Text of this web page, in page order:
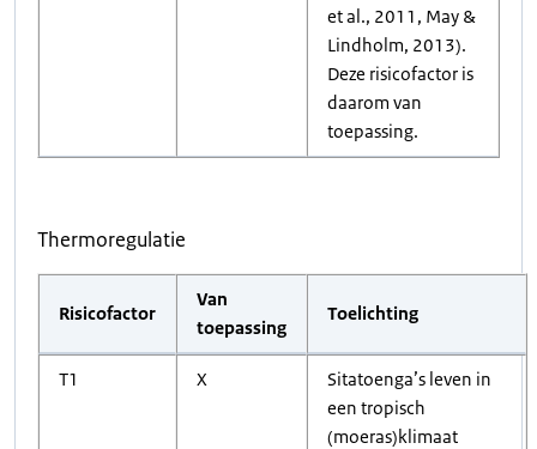
et al., 2011, May &
Lindholm, 2013).
Deze risicofactor is
daarom van
toepassing.
Thermoregulatie
Risicofactor
Van
toepassing
Toelichting
T1 X
Sitatoenga’s leven in
een tropisch
(moeras)klimaat